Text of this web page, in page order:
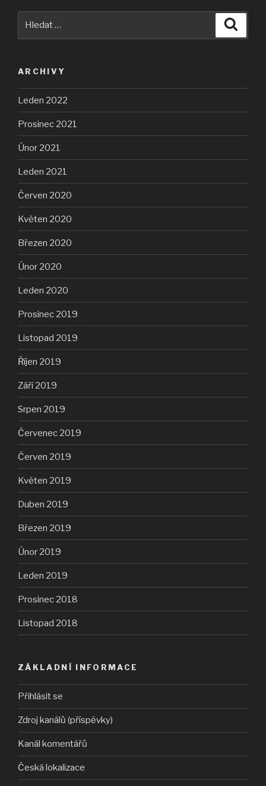
ARCHIVY
Leden 2022
Prosinec 2021
Únor 2021
Leden 2021
Červen 2020
Květen 2020
Březen 2020
Únor 2020
Leden 2020
Prosinec 2019
Listopad 2019
Říjen 2019
Září 2019
Srpen 2019
Červenec 2019
Červen 2019
Květen 2019
Duben 2019
Březen 2019
Únor 2019
Leden 2019
Prosinec 2018
Listopad 2018
ZÁKLADNÍ INFORMACE
Přihlásit se
Zdroj kanálů (příspěvky)
Kanál komentářů
Česká lokalizace